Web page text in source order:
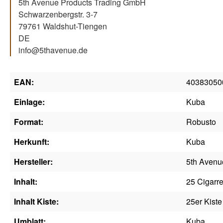
Schwarzenbergstr. 3-7
79761 Waldshut-Tiengen
DE
info@5thavenue.de
EAN:
Einlage:
Kuba
Format:
Robusto
Herkunft:
Kuba
Hersteller:
5th
Inhalt:
25
Inhalt Kiste:
25er Kiste